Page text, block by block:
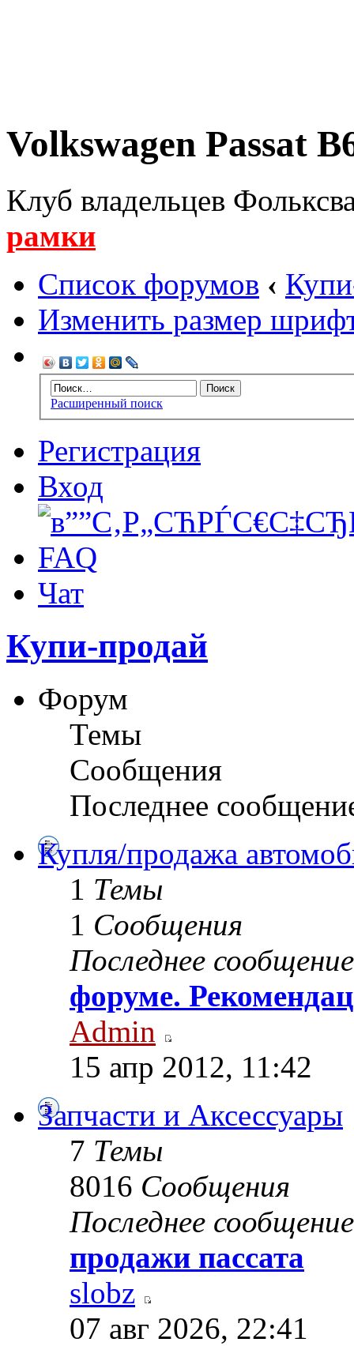
Volkswagen Passat
Клуб владельцев
рамки
Список форумов ‹
Изменить размер
Расширенный поиск
Регистрация
Вход
FAQ
Чат
Купи-продай
Форум
Темы
Сообщения
Последнее
Купля/продажа
1 Темы
1 Сообщения
Последнее сообщение
форуме.
Admin
15 апр 2012, 11:42
Запчасти и Аксессуары
7 Темы
8016 Сообщения
Последнее сообщение
продажи пассата
slobz
07 авг 2026, 22:41